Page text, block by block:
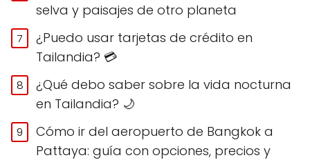
selva y paisajes de otro planeta
¿Puedo usar tarjetas de crédito en
Tailandia? 💳
¿Qué debo saber sobre la vida nocturna
en Tailandia? 🌙
Cómo ir del aeropuerto de Bangkok a
Pattaya: guía con opciones, precios y